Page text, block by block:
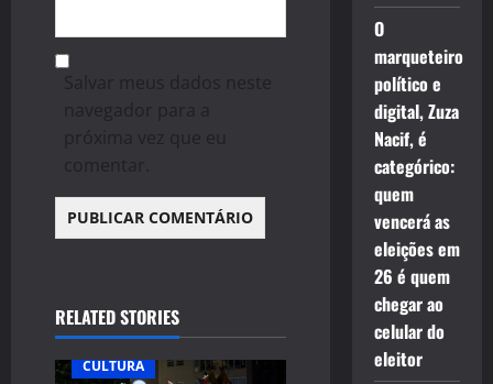
Salvar meus dados neste
navegador para a
próxima vez que eu
comentar.
RELATED STORIES
CULTURA
O
marqueteiro
político e
digital, Zuza
Nacif, é
categórico:
quem
vencerá as
eleições em
26 é quem
chegar ao
celular do
eleitor